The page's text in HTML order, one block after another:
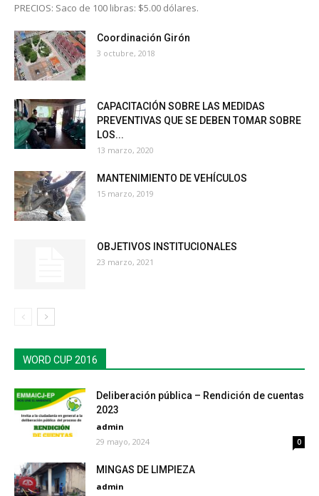
PRECIOS: Saco de 100 libras: $5.00 dólares.
Coordinación Girón
3 octubre, 2018
CAPACITACIÓN SOBRE LAS MEDIDAS
PREVENTIVAS QUE SE DEBEN TOMAR SOBRE
LOS...
13 marzo, 2020
MANTENIMIENTO DE VEHÍCULOS
15 marzo, 2019
OBJETIVOS INSTITUCIONALES
23 marzo, 2021
WORD CUP 2016
Deliberación pública – Rendición de cuentas
2023
admin
29 mayo, 2024
0
MINGAS DE LIMPIEZA
admin